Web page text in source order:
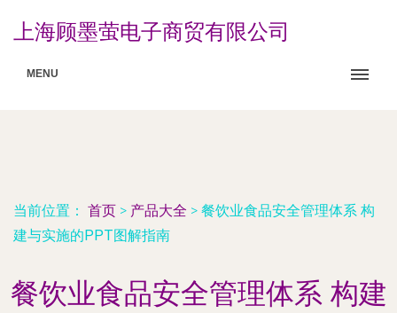
上海顾墨萤电子商贸有限公司
MENU
当前位置： 首页 > 产品大全 > 餐饮业食品安全管理体系 构
建与实施的PPT图解指南
餐饮业食品安全管理体系 构建